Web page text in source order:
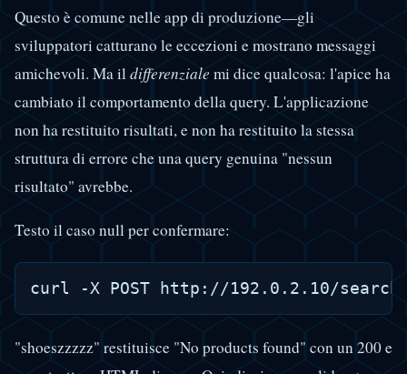
Questo è comune nelle app di produzione—gli
sviluppatori catturano le eccezioni e mostrano messaggi
amichevoli. Ma ildifferenzialemi dice qualcosa: l'apice ha
cambiato il comportamento della query. L'applicazione
non ha restituito risultati, e non ha restituito la stessa
struttura di errore che una query genuina "nessun
risultato" avrebbe.
Testo il caso null per confermare:
"shoeszzzzz" restituisce "No products found" con un 200 e